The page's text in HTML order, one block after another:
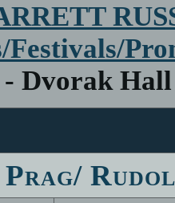
Festivals/
Dvorak Hall
Prag/